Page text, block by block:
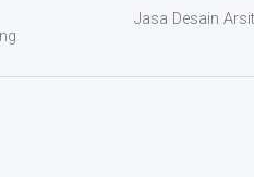
Jasa Desain